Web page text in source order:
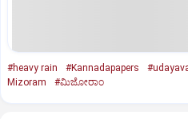
#heavy rain #Kannadapapers
Mizoram
#ಮಿಜೋರಾಂ